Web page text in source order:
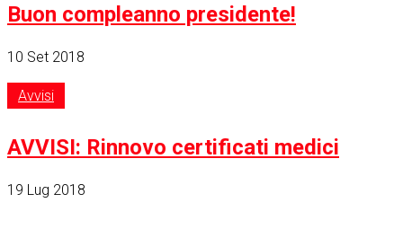
Buon compleanno presidente!
10 Set 2018
Avvisi
AVVISI: Rinnovo certificati medici
19 Lug 2018